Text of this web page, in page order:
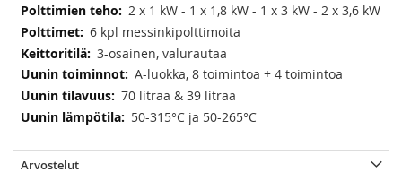
2 x 1 kW - 1 x 1,8 kW - 1 x 3 kW - 2 x 3,6 kW
6 kpl messinkipolttimoita
3-osainen, valurautaa
A-luokka, 8 toimintoa + 4 toimintoa
70 litraa & 39 litraa
50-315°C ja 50-265°C
Arvostelut